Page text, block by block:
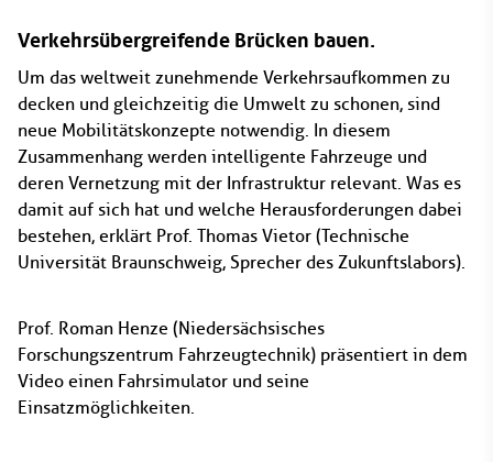
Verkehrsübergreifende Brücken bauen.
Um das weltweit zunehmende Verkehrsaufkommen zu
decken und gleichzeitig die Umwelt zu schonen, sind
neue Mobilitätskonzepte notwendig. In diesem
Zusammenhang werden intelligente Fahrzeuge und
deren Vernetzung mit der Infrastruktur relevant. Was es
damit auf sich hat und welche Herausforderungen dabei
bestehen, erklärt Prof. Thomas Vietor (Technische
Universität Braunschweig, Sprecher des Zukunftslabors).
Prof. Roman Henze (Niedersächsisches
Forschungszentrum Fahrzeugtechnik) präsentiert in dem
Video einen Fahrsimulator und seine
Einsatzmöglichkeiten.